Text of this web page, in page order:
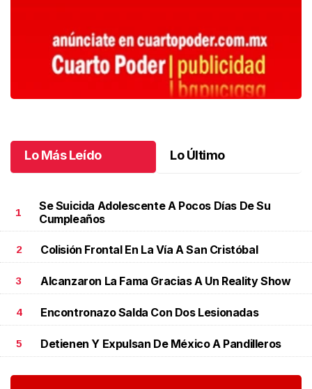
Lo Más Leído Lo Último
1
Se Suicida Adolescente A Pocos Días De Su
Cumpleaños
2 Colisión Frontal En La Vía A San Cristóbal
3 Alcanzaron La Fama Gracias A Un Reality Show
4 Encontronazo Salda Con Dos Lesionadas
5 Detienen Y Expulsan De México A Pandilleros